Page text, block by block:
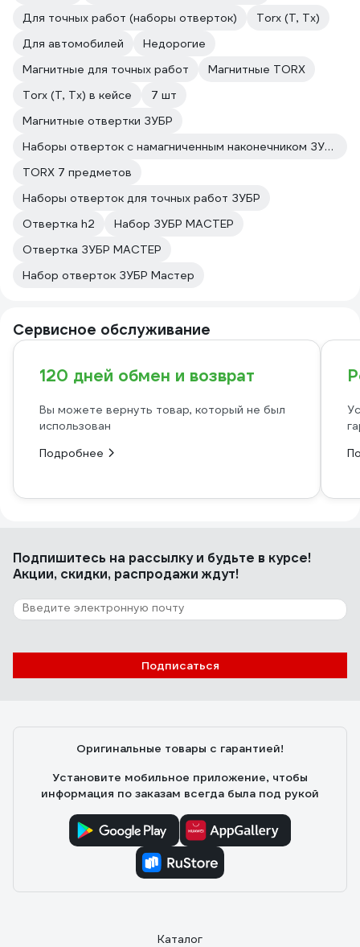
Для точных работ (наборы отверток)
Torx (T, Tx)
Для автомобилей
Недорогие
Магнитные для точных работ
Магнитные TORX
Torx (T, Tx) в кейсе
7 шт
Магнитные отвертки ЗУБР
Наборы отверток с намагниченным наконечником ЗУБР
TORX 7 предметов
Наборы отверток для точных работ ЗУБР
Отвертка h2
Набор ЗУБР МАСТЕР
Отвертка ЗУБР МАСТЕР
Набор отверток ЗУБР Мастер
Сервисное обслуживание
120 дней обмен и возврат
Вы можете вернуть товар, который не был
использован
Подробнее
Подпишитесь на рассылкуи будьте в курсе!
Акции, скидки, распродажи ждут!
Подписаться
Оригинальные товары с гарантией!
Установите мобильное приложение, чтобы
информация по заказам всегда была под рукой
Каталог